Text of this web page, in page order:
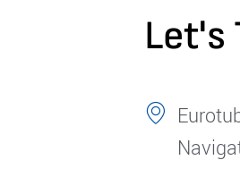
Let's